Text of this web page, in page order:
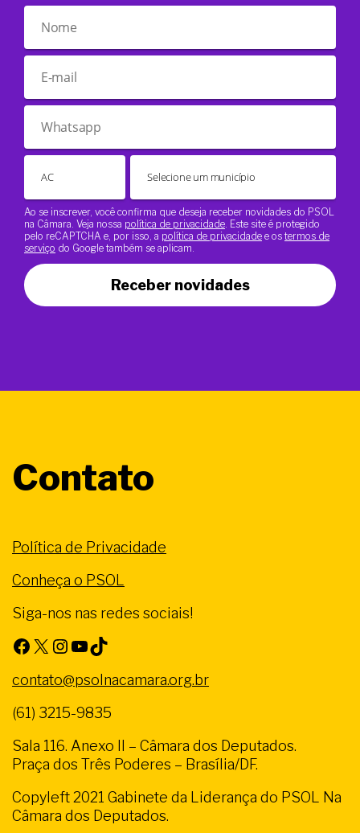
Ao se inscrever, você confirma que deseja receber novidades do PSOL
na Câmara. Veja nossa política de privacidade . Este site é protegido
pelo reCAPTCHA e, por isso, a política de privacidade e os termos de
serviço do Google também se aplicam.
Receber novidades
Contato
Política de Privacidade
Conheça o PSOL
Siga-nos nas redes sociais!
Facebook X Instagram Youtube TikTok
contato@psolnacamara.org.br
(61) 3215-9835
Sala 116. Anexo II – Câmara dos Deputados.
Praça dos Três Poderes – Brasília/DF.
Copyleft 2021 Gabinete da Liderança do PSOL Na
Câmara dos Deputados.